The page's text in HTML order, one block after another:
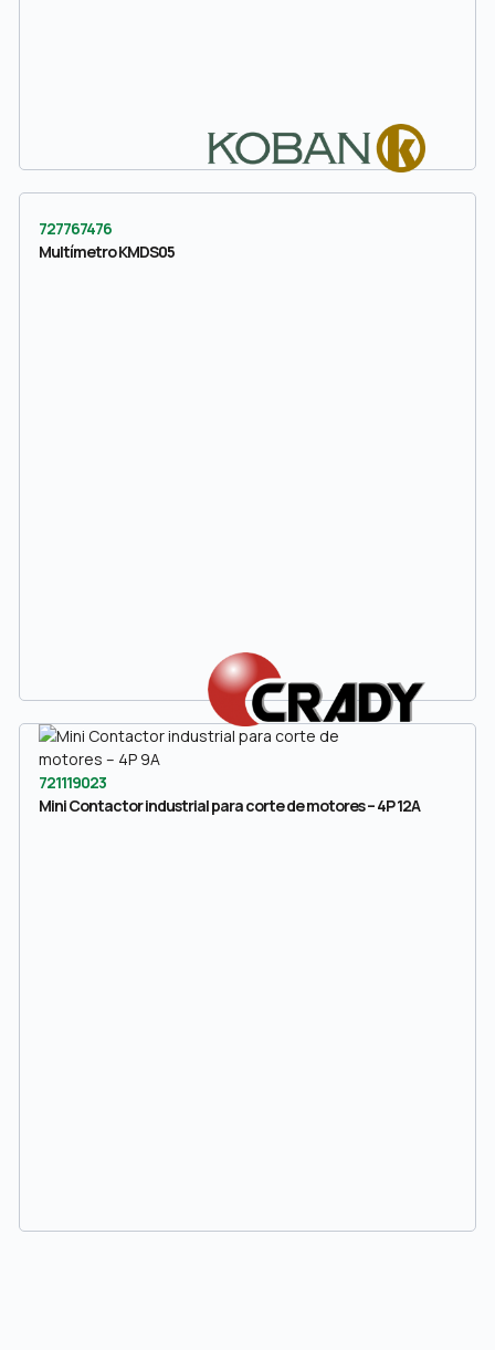
727767476
Multímetro KMDS05
721119023
Mini Contactor industrial para corte de motores – 4P 12A